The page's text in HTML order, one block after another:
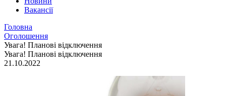
Вакансії
Головна
Оголошення
Увага! Планові відключення
Увага! Планові відключення
21.10.2022